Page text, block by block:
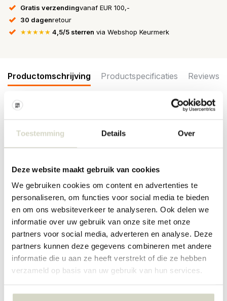
Toestemming Details Over
Deze website maakt gebruik van cookies
We gebruiken cookies om content en advertenties te
personaliseren, om functies voor social media te bieden
en om ons websiteverkeer te analyseren. Ook delen we
informatie over uw gebruik van onze site met onze
partners voor social media, adverteren en analyse. Deze
partners kunnen deze gegevens combineren met andere
informatie die u aan ze heeft verstrekt of die ze hebben
verzameld op basis van uw gebruik van hun services.
Gratis verzendingvanaf EUR 100,-
30 dagenretour
★★★★★ 4,5/5 sterren via Webshop Keurmerk
Productomschrijving Productspecificaties Reviews
afmetingen. Gemaakt van katoen. 160x200 cm
Materiaal: katoen
PRODUCTSPECIFICATIES
Artikelnummer 50030126
SKU 50030126
EAN 5710688185993